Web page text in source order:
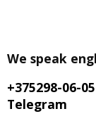
We speak
+375298-06-
Telegram